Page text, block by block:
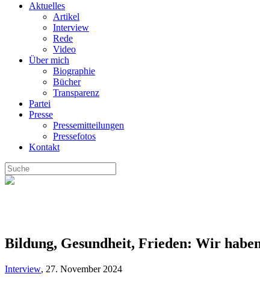
Aktuelles
Artikel
Interview
Rede
Video
Über mich
Biographie
Bücher
Transparenz
Partei
Presse
Pressemitteilungen
Pressefotos
Kontakt
Bildung, Gesundheit, Frieden: Wir
Interview, 27. November 2024